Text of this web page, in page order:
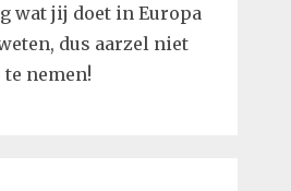
wat jij doet in Europa
dus aarzel niet
nemen!